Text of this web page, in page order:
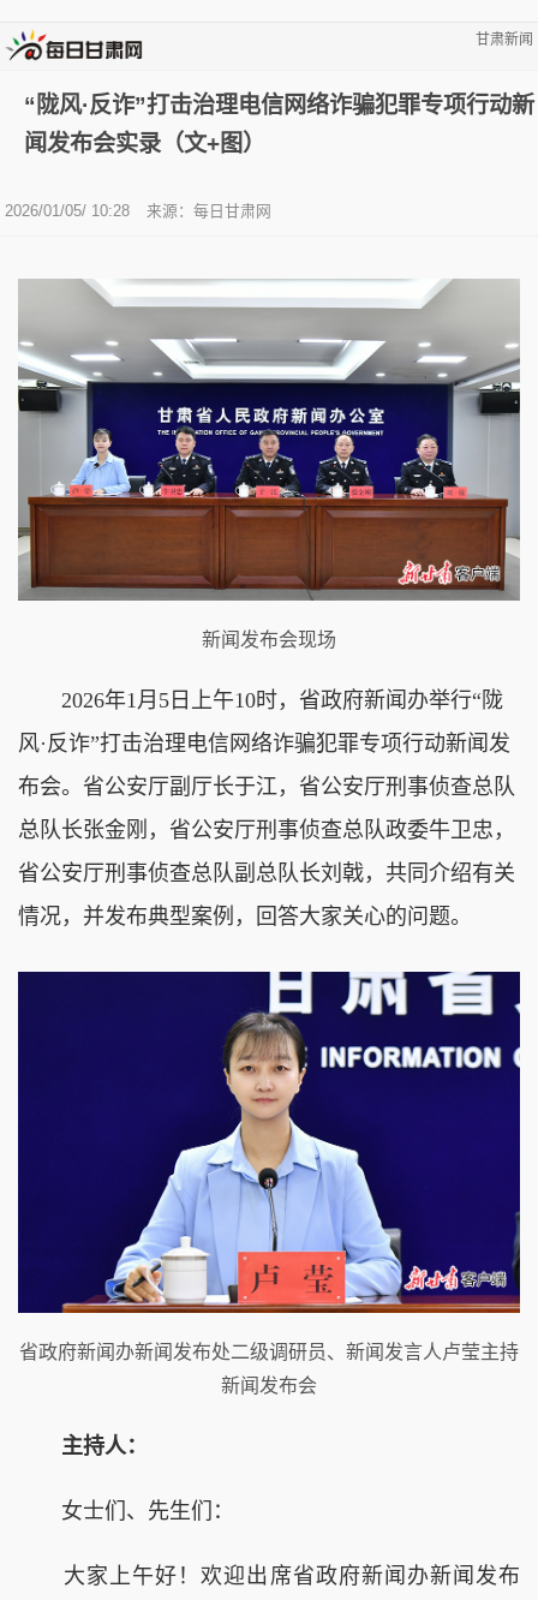
甘肃新闻
“陇风·反诈”打击治理电信网络诈骗犯罪专项行动新
闻发布会实录（文+图）
2026/01/05/ 10:28 来源： 每日甘肃网
新闻发布会现场
2026年1月5日上午10时，省政府新闻办举行“陇
风·反诈”打击治理电信网络诈骗犯罪专项行动新闻发
布会。省公安厅副厅长于江，省公安厅刑事侦查总队
总队长张金刚，省公安厅刑事侦查总队政委牛卫忠，
省公安厅刑事侦查总队副总队长刘戟，共同介绍有关
情况，并发布典型案例，回答大家关心的问题。
省政府新闻办新闻发布处二级调研员、新闻发言人卢莹主持
新闻发布会
主持人：
女士们、先生们：
大家上午好！欢迎出席省政府新闻办新闻发布